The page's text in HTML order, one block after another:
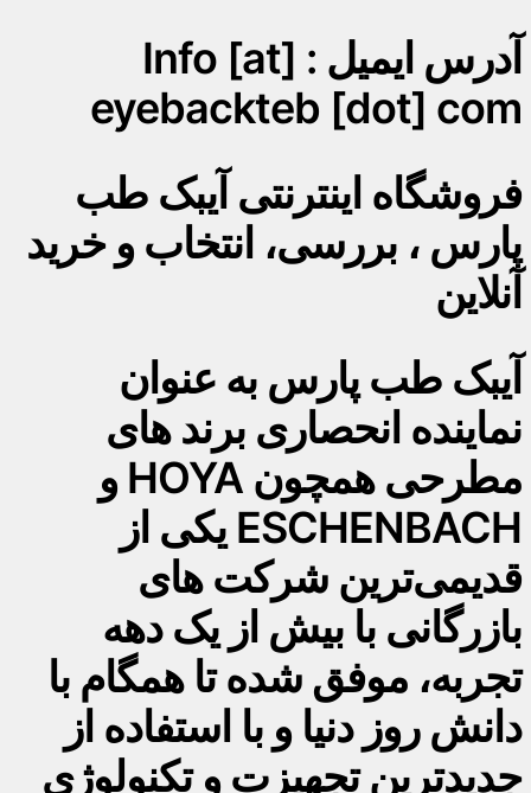
آدرس ایمیل : Info [at]
eyebackteb [dot] com
فروشگاه اینترنتی آیبک طب
پارس ، بررسی، انتخاب و خرید
آنلاین
آیبک طب پارس به عنوان
نماینده انحصاری برند های
مطرحی همچون HOYA و
ESCHENBACH یکی از
قدیمی‌ترین شرکت های
بازرگانی با بیش از یک دهه
تجربه، موفق شده تا همگام با
دانش روز دنیا و با استفاده از
جدیدترین تجهیزت و تکنولوژی